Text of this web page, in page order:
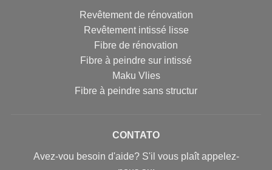
Revêtement de rénovation
Revêtement intissé lisse
Fibre de rénovation
Fibre à peindre sur intissé
Maku Vlies
Fibre à peindre sans structur
CONTATO
Avez-vou besoin d'aide? S'il vous plaît appelez-